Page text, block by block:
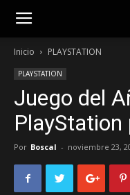
Inicio PLAYSTATION
PLAYSTATION
Juego del
PlayStation
Por Boscal - noviembre 23,